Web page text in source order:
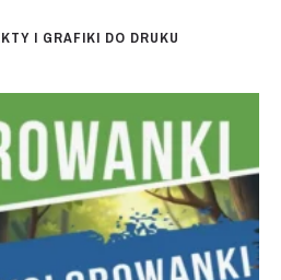
I GRAFIKI DO DRUKU